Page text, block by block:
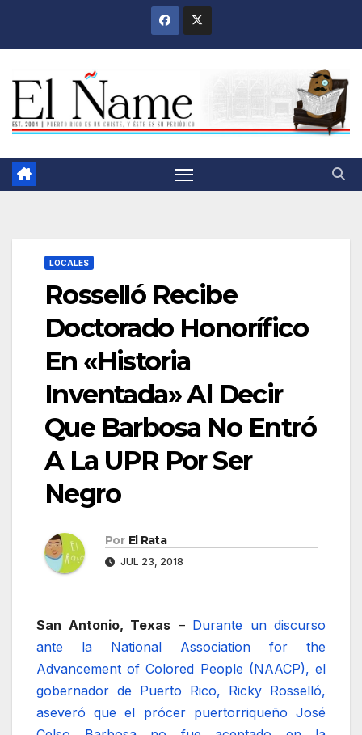
LOCALES
Rosselló Recibe
Doctorado Honorífico
En «Historia
Inventada» Al Decir
Que Barbosa No Entró
A La UPR Por Ser
Negro
Por El Rata
JUL 23, 2018
San Antonio, Texas – Durante un discurso
ante la National Association for the
Advancement of Colored People (NAACP), el
gobernador de Puerto Rico, Ricky Rosselló,
aseveró que el prócer puertorriqueño José